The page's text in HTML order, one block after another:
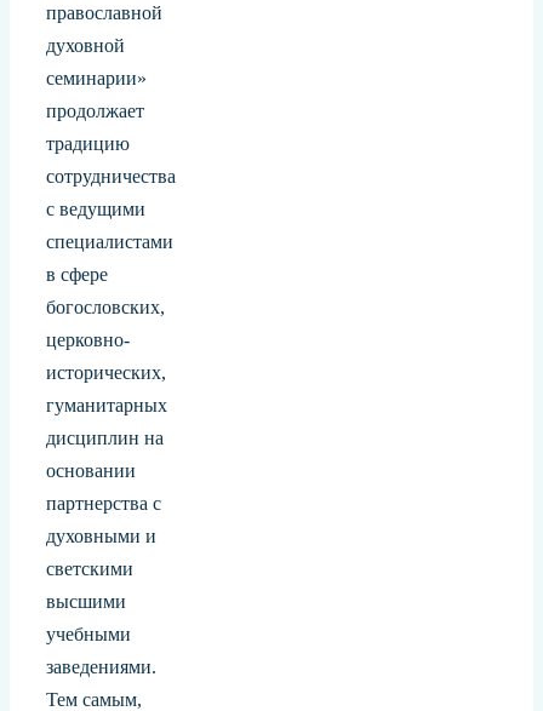
православной
духовной
семинарии»
продолжает
традицию
сотрудничества
с ведущими
специалистами
в сфере
богословских,
церковно-
исторических,
гуманитарных
дисциплин на
основании
партнерства с
духовными и
светскими
высшими
учебными
заведениями.
Тем самым,